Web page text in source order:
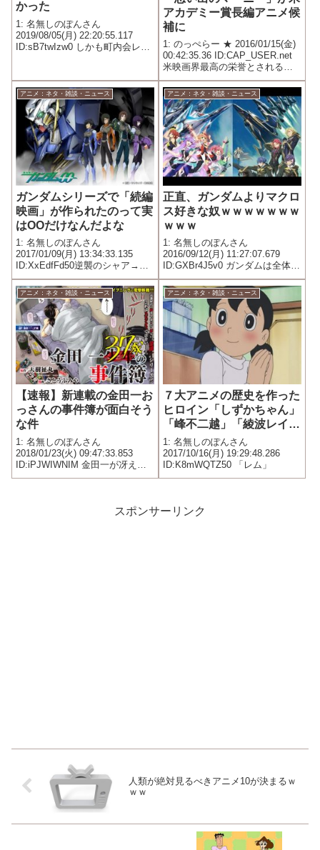
かった
1: 名無しのぽんさん
2019/08/05(月) 22:20:55.117
ID:sB7twIzw0 しかも町内会レベ
アカデミー賞長編アニメ候
補に
1: のっぺらー ★ 2016/01/15(金)
00:42:35.36 ID:CAP_USER.net
米映画界最高の栄誉とされる第
８８回アカデミー賞の候補が１
４日発表され、 スタジオジブリ
制作の「思い出のマーニー」
（米林宏昌監督）が長編...
アニメ：ネタ・雑談・ニュース
ガンダムシリーズで「続編
映画」が作られたのって実
はOOだけなんだよな
1: 名無しのぽんさん
2017/01/09(月) 13:34:33.135
ID:XxEdfFd50逆襲のシャア→ア
ムロやシャアが出るとは言え
「逆襲のシャア」という完全新
作F91→宇宙世紀ではあるが続編
とは言い難いその他の映画→ほ
とんどT...
アニメ：ネタ・雑談・ニュース
正直、ガンダムよりマクロ
ス好きな奴ｗｗｗｗｗｗｗ
ｗｗｗ
1: 名無しのぽんさん
2016/09/12(月) 11:27:07.679
ID:GXBr4J5v0 ガンダムは全体的
にごちゃごちゃしてんねん…
アニメ：ネタ・雑談・ニュース
【速報】新連載の金田一お
っさんの事件簿が面白そう
な件
1: 名無しのぽんさん
2018/01/23(火) 09:47:33.853
ID:iPJWIWNIM 金田一が冴えな
いサラリーマンに！「金田一37
アニメ：ネタ・雑談・ニュース
７大アニメの歴史を作った
ヒロイン「しずかちゃん」
「峰不二越」「綾波レイ」
「涼宮春日」「アスナ」
1: 名無しのぽんさん
2017/10/16(月) 19:29:48.286
ID:K8mWQTZ50 「レム」
スポンサーリンク
人類が絶対見るべきアニメ10が決まるｗ
ｗｗ